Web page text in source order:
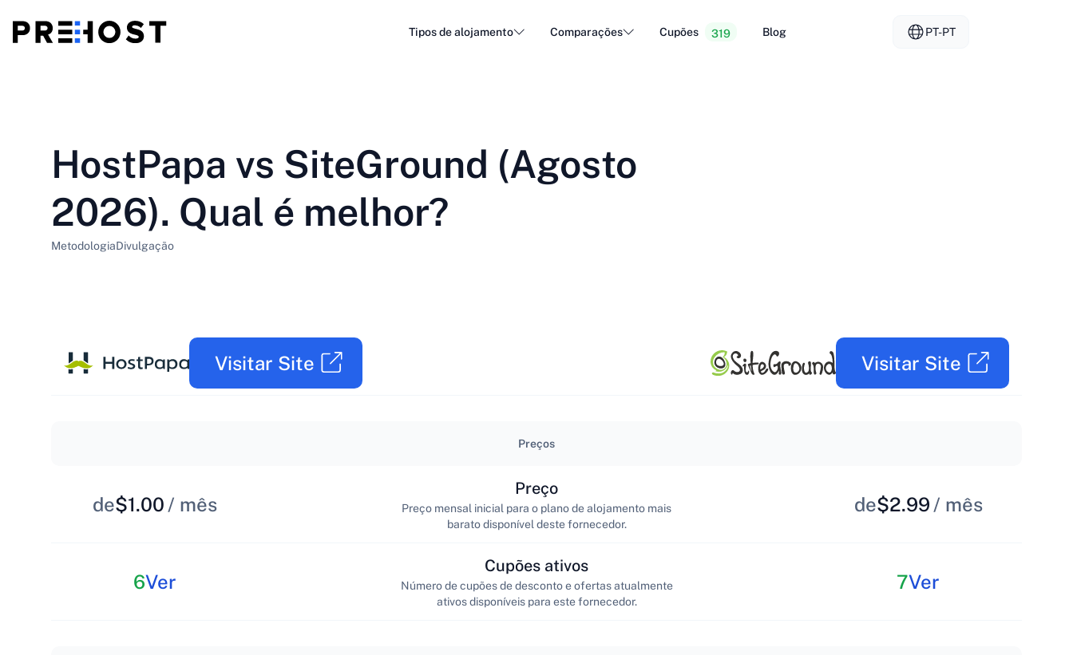
Tipos de alojamento
VPS barato Alojamento de correio eletrónico
Comparações Cupões 319 Blog PT-PT
ES - Español ET - Eesti
LT - Lietuvių LV - Latviešu
HostPapa vs SiteGround (Agosto
2026). Qual é melhor?
MetodologiaDivulgação
Visitar Site Visitar Site
Preços
de$1.00 / mês
Preço
Preço mensal inicial para o plano de alojamento mais
barato disponível deste fornecedor.
de$2.99 / mês
6Ver
Cupões ativos
Número de cupões de desconto e ofertas atualmente
ativos disponíveis para este fornecedor.
7Ver